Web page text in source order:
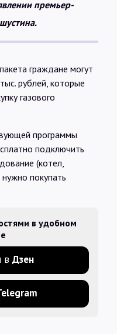
премьер-
граждане могут
рублей, которые
газового
программы
подключить
(котел,
покупать
в удобном
в Дзен